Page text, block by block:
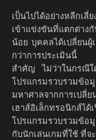
เป็นไปได้อย่างหลีกเ
เข้าแข่งขันที่แตกต่าง
น้อย บุคคลได้เปลี่ยนผู้
กว่าการประเมินนี้ โ
สำคัญ ไม่ว่าในกรณีใ
โปรแกรมรวบรวมข้อ
มหาศาลจากการเปลี่
เฮาส์อิเล็กทรอนิกส์ไ
โปรแกรมรวบรวมข้อ
กับนักเล่นเกมที่ใช้ ที่จ